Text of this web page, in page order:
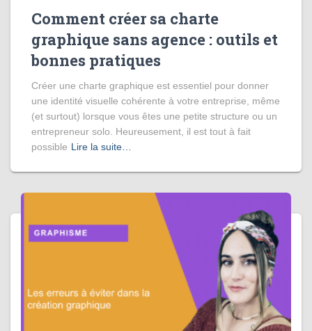
Comment créer sa charte
graphique sans agence : outils et
bonnes pratiques
Créer une charte graphique est essentiel pour donner
une identité visuelle cohérente à votre entreprise, même
(et surtout) lorsque vous êtes une petite structure ou un
entrepreneur solo. Heureusement, il est tout à fait
possible Lire la suite…